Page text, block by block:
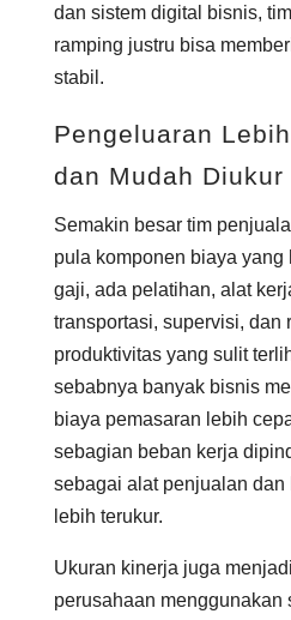
dan sistem digital bisnis,
ramping justru bisa
stabil.
Pengeluaran
dan Mudah Diukur
Semakin besar tim
pula komponen biaya
gaji, ada pelatihan, alat
transportasi, supervisi, dan
produktivitas yang sulit
sebabnya banyak bisnis
biaya pemasaran lebih
sebagian beban kerja
sebagai alat penjualan dan
lebih terukur.
Ukuran kinerja juga
perusahaan menggunakan